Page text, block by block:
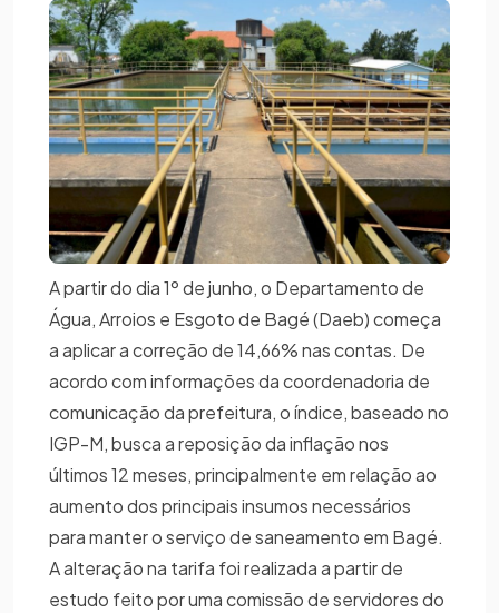
A partir do dia 1º de junho, o Departamento de
Água, Arroios e Esgoto de Bagé (Daeb) começa
a aplicar a correção de 14,66% nas contas. De
acordo com informações da coordenadoria de
comunicação da prefeitura, o índice, baseado no
IGP-M, busca a reposição da inflação nos
últimos 12 meses, principalmente em relação ao
aumento dos principais insumos necessários
para manter o serviço de saneamento em Bagé.
A alteração na tarifa foi realizada a partir de
estudo feito por uma comissão de servidores do